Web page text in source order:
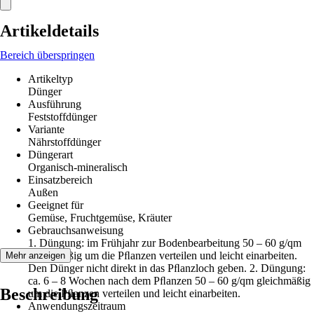
Artikeldetails
Bereich überspringen
Artikeltyp
Dünger
Ausführung
Feststoffdünger
Variante
Nährstoffdünger
Düngerart
Organisch-mineralisch
Einsatzbereich
Außen
Geeignet für
Gemüse, Fruchtgemüse, Kräuter
Gebrauchsanweisung
1. Düngung: im Frühjahr zur Bodenbearbeitung 50 – 60 g/qm
gleichmäßig um die Pﬂanzen verteilen und leicht einarbeiten.
Den Dünger nicht direkt in das Pﬂanzloch geben. 2. Düngung:
ca. 6 – 8 Wochen nach dem Pﬂanzen 50 – 60 g/qm gleichmäßig
um die Pﬂanzen verteilen und leicht einarbeiten.
Anwendungszeitraum
Mehr anzeigen
Beschreibung